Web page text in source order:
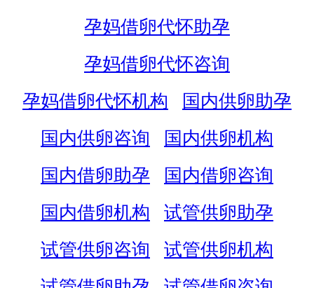
孕妈借卵代怀助孕
孕妈借卵代怀咨询
孕妈借卵代怀机构
国内供卵助孕
国内供卵咨询
国内供卵机构
国内借卵助孕
国内借卵咨询
国内借卵机构
试管供卵助孕
试管供卵咨询
试管供卵机构